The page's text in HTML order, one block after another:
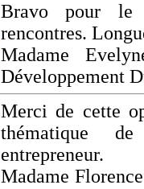
Bravo pour le
rencontres.
Madame
Développement
Merci de cette
thématique
entrepreneur.
Madame